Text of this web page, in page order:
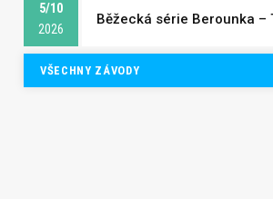
5/10
2026
Běžecká série Berounka –
VŠECHNY ZÁVODY